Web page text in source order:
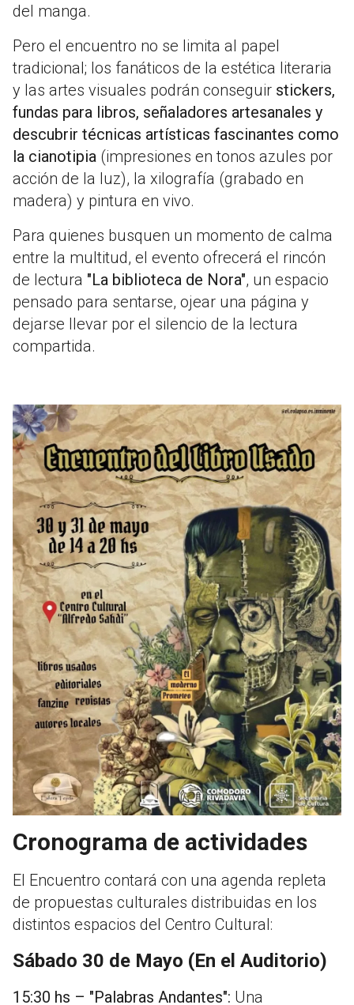
del manga.
Pero el encuentro no se limita al papel
tradicional; los fanáticos de la estética literaria
y las artes visuales podrán conseguir stickers,
fundas para libros, señaladores artesanales y
descubrir técnicas artísticas fascinantes como
la cianotipia (impresiones en tonos azules por
acción de la luz), la xilografía (grabado en
madera) y pintura en vivo.
Para quienes busquen un momento de calma
entre la multitud, el evento ofrecerá el rincón
de lectura "La biblioteca de Nora", un espacio
pensado para sentarse, ojear una página y
dejarse llevar por el silencio de la lectura
compartida.
Cronograma de actividades
El Encuentro contará con una agenda repleta
de propuestas culturales distribuidas en los
distintos espacios del Centro Cultural:
Sábado 30 de Mayo (En el Auditorio)
15:30 hs – "Palabras Andantes": Una